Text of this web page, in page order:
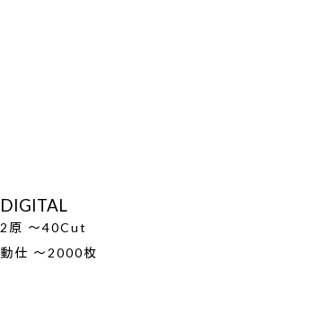
DIGITAL
2原 ～40Cut
動仕 ～2000枚